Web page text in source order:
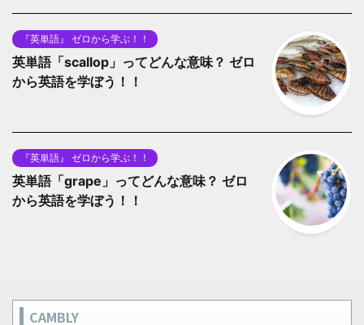
『英単語』 ゼロから学ぶ！！
英単語「scallop」ってどんな意味？ ゼロ
から英語を学ぼう！！
『英単語』 ゼロから学ぶ！！
英単語「grape」ってどんな意味？ ゼロ
から英語を学ぼう！！
CAMBLY